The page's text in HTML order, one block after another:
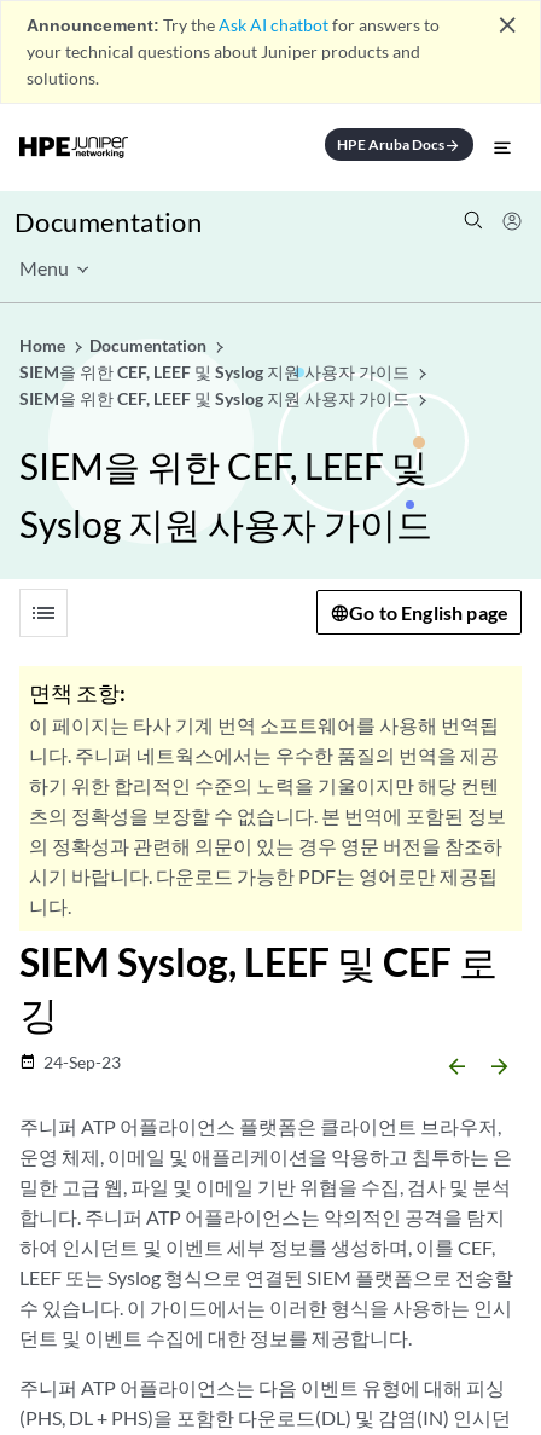
Announcement: Try theAsk AI chatbotfor answers to
your technical questions about Juniper products and
solutions.
close
HPE Aruba Docsarrow_forward
Documentation
Menu
Home
Documentation
SIEM을 위한 CEF, LEEF 및 Syslog 지원 사용자 가이드
SIEM을 위한 CEF, LEEF 및 Syslog 지원 사용자 가이드
SIEM을 위한 CEF, LEEF 및
Syslog 지원 사용자 가이드
list Go to English page
면책 조항:
이 페이지는 타사 기계 번역 소프트웨어를 사용해 번역됩
니다. 주니퍼 네트웍스에서는 우수한 품질의 번역을 제공
하기 위한 합리적인 수준의 노력을 기울이지만 해당 컨텐
츠의 정확성을 보장할 수 없습니다. 본 번역에 포함된 정보
의 정확성과 관련해 의문이 있는 경우 영문 버전을 참조하
시기 바랍니다. 다운로드 가능한 PDF는 영어로만 제공됩
니다.
SIEM Syslog, LEEF 및 CEF 로
깅
date_range 24-Sep-23 arrow_backward arrow_forward
주니퍼 ATP 어플라이언스 플랫폼은 클라이언트 브라우저,
운영 체제, 이메일 및 애플리케이션을 악용하고 침투하는 은
밀한 고급 웹, 파일 및 이메일 기반 위협을 수집, 검사 및 분석
합니다. 주니퍼 ATP 어플라이언스는 악의적인 공격을 탐지
하여 인시던트 및 이벤트 세부 정보를 생성하며, 이를 CEF,
LEEF 또는 Syslog 형식으로 연결된 SIEM 플랫폼으로 전송할
수 있습니다. 이 가이드에서는 이러한 형식을 사용하는 인시
던트 및 이벤트 수집에 대한 정보를 제공합니다.
주니퍼 ATP 어플라이언스는 다음 이벤트 유형에 대해 피싱
(PHS, DL + PHS)을 포함한 다운로드(DL) 및 감염(IN) 인시던